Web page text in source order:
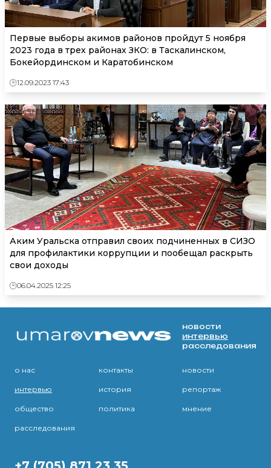
Первые выборы акимов районов пройдут 5 ноября
2023 года в трех районах ЗКО: в Таскалинском,
Бокейординском и Каратобинском
12.09.2023 17:43
Аким Уральска отправил своих подчиненных в СИЗО
для профилактики коррупции и пообещал раскрыть
свои доходы
06.04.2025 12:25
новости
интервью
расследования
о нас контакты новости
интервью история репортаж
общество политика мнение
расследования